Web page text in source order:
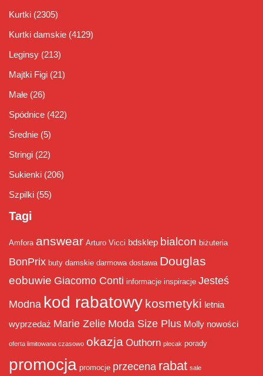
Kurtki (2305)
Kurtki damskie (4129)
Leginsy (213)
Majtki Figi (21)
Małe (26)
Spódnice (422)
Średnie (5)
Stringi (22)
Sukienki (206)
Szpilki (55)
Tagi
Amfora answear Arturo Vicci bdsklep bialcon biżuteria
BonPrix buty damskie darmowa dostawa Douglas
eobuwie Giacomo Conti informacje inspiracje Jesteś
Modna kod rabatowy kosmetyki letnia
wyprzedaż Marie Zelie Moda Size Plus Molly nowości
oferta limitowana czasowo okazja Outhorn plecak porady
promocja promocje przecena rabat sale